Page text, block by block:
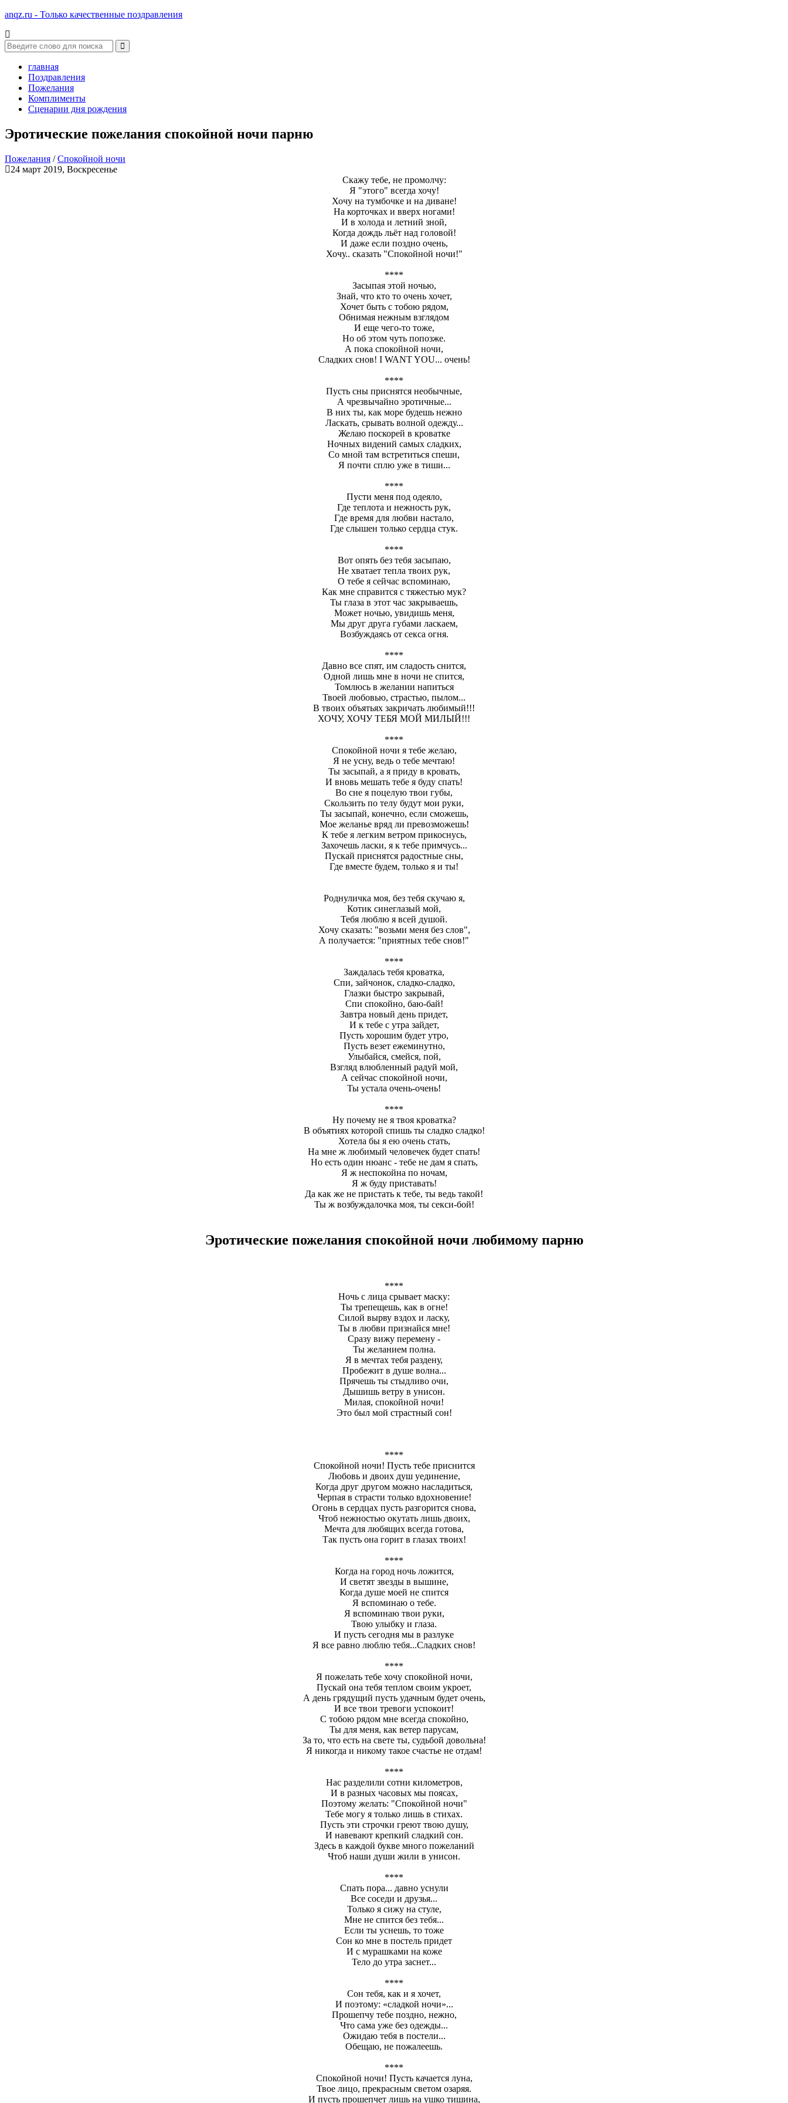
anqz.ru - Только качественные поздравления
главная
Поздравления
Пожелания
Комплименты
Сценарии дня рождения
Эротические пожелания спокойной ночи парню
Пожелания /Спокойной ночи
24 март 2019, Воскресенье
Скажу тебе, не промолчу:
Я "этого" всегда хочу!
Хочу на тумбочке и на диване!
На корточках и вверх ногами!
И в холода и летний зной,
Когда дождь льёт над головой!
И даже если поздно очень,
Хочу.. сказать "Спокойной ночи!"
****
Засыпая этой ночью,
Знай, что кто то очень хочет,
Хочет быть с тобою рядом,
Обнимая нежным взглядом
И еще чего-то тоже,
Но об этом чуть попозже.
А пока спокойной ночи,
Сладких снов! I WANT YOU... очень!
****
Пусть сны приснятся необычные,
А чрезвычайно эротичные...
В них ты, как море будешь нежно
Ласкать, срывать волной одежду...
Желаю поскорей в кроватке
Ночных видений самых сладких,
Со мной там встретиться спеши,
Я почти сплю уже в тиши...
****
Пусти меня под одеяло,
Где теплота и нежность рук,
Где время для любви настало,
Где слышен только сердца стук.
****
Вот опять без тебя засыпаю,
Не хватает тепла твоих рук,
О тебе я сейчас вспоминаю,
Как мне справится с тяжестью мук?
Ты глаза в этот час закрываешь,
Может ночью, увидишь меня,
Мы друг друга губами ласкаем,
Возбуждаясь от секса огня.
****
Давно все спят, им сладость снится,
Одной лишь мне в ночи не спится,
Томлюсь в желании напиться
Твоей любовью, страстью, пылом...
В твоих объятьях закричать любимый!!!
ХОЧУ, ХОЧУ ТЕБЯ МОЙ МИЛЫЙ!!!
****
Спокойной ночи я тебе желаю,
Я не усну, ведь о тебе мечтаю!
Ты засыпай, а я приду в кровать,
И вновь мешать тебе я буду спать!
Во сне я поцелую твои губы,
Скользить по телу будут мои руки,
Ты засыпай, конечно, если сможешь,
Мое желанье вряд ли превозможешь!
К тебе я легким ветром прикоснусь,
Захочешь ласки, я к тебе примчусь...
Пускай приснятся радостные сны,
Где вместе будем, только я и ты!
Роднуличка моя, без тебя скучаю я,
Котик синеглазый мой,
Тебя люблю я всей душой.
Хочу сказать: "возьми меня без слов",
А получается: "приятных тебе снов!"
****
Заждалась тебя кроватка,
Спи, зайчонок, сладко-сладко,
Глазки быстро закрывай,
Спи спокойно, баю-бай!
Завтра новый день придет,
И к тебе с утра зайдет,
Пусть хорошим будет утро,
Пусть везет ежеминутно,
Улыбайся, смейся, пой,
Взгляд влюбленный радуй мой,
А сейчас спокойной ночи,
Ты устала очень-очень!
****
Ну почему не я твоя кроватка?
В объятиях которой спишь ты сладко сладко!
Хотела бы я ею очень стать,
На мне ж любимый человечек будет спать!
Но есть один нюанс - тебе не дам я спать,
Я ж неспокойна по ночам,
Я ж буду приставать!
Да как же не пристать к тебе, ты ведь такой!
Ты ж возбуждалочка моя, ты секси-бой!
Эротические пожелания спокойной ночи любимому парню
****
Ночь с лица срывает маску:
Ты трепещешь, как в огне!
Силой вырву вздох и ласку,
Ты в любви признайся мне!
Сразу вижу перемену -
Ты желанием полна.
Я в мечтах тебя раздену,
Пробежит в душе волна...
Прячешь ты стыдливо очи,
Дышишь ветру в унисон.
Милая, спокойной ночи!
Это был мой страстный сон!
****
Спокойной ночи! Пусть тебе приснится
Любовь и двоих душ уединение,
Когда друг другом можно насладиться,
Черпая в страсти только вдохновение!
Огонь в сердцах пусть разгорится снова,
Чтоб нежностью окутать лишь двоих,
Мечта для любящих всегда готова,
Так пусть она горит в глазах твоих!
****
Когда на город ночь ложится,
И светят звeзды в вышине,
Когда душе моей не спится
Я вспоминаю о тебе.
Я вспоминаю твои руки,
Твою улыбку и глаза.
И пусть сегодня мы в разлуке
Я всe равно люблю тебя...Сладких снов!
****
Я пожелать тебе хочу спокойной ночи,
Пускай она тебя теплом своим укроет,
А день грядущий пусть удачным будет очень,
И все твои тревоги успокоит!
С тобою рядом мне всегда спокойно,
Ты для меня, как ветер парусам,
За то, что есть на свете ты, судьбой довольна!
Я никогда и никому такое счастье не отдам!
****
Нас разделили сотни километров,
И в разных часовых мы поясах,
Поэтому желать: "Спокойной ночи"
Тебе могу я только лишь в стихах.
Пусть эти строчки греют твою душу,
И навевают крепкий сладкий сон.
Здесь в каждой букве много пожеланий
Чтоб наши души жили в унисон.
****
Спать пора... давно уснули
Все соседи и друзья...
Только я сижу на стуле,
Мне не спится без тебя...
Если ты уснешь, то тоже
Сон ко мне в постель придет
И с мурашками на коже
Тело до утра заснет...
****
Сон тебя, как и я хочет,
И поэтому: «сладкой ночи»...
Прошепчу тебе поздно, нежно,
Что сама уже без одежды...
Ожидаю тебя в постели...
Обещаю, не пожалеешь.
****
Спокойной ночи! Пусть качается луна,
Твое лицо, прекрасным светом озаряя.
И пусть прошепчет лишь на ушко тишина,